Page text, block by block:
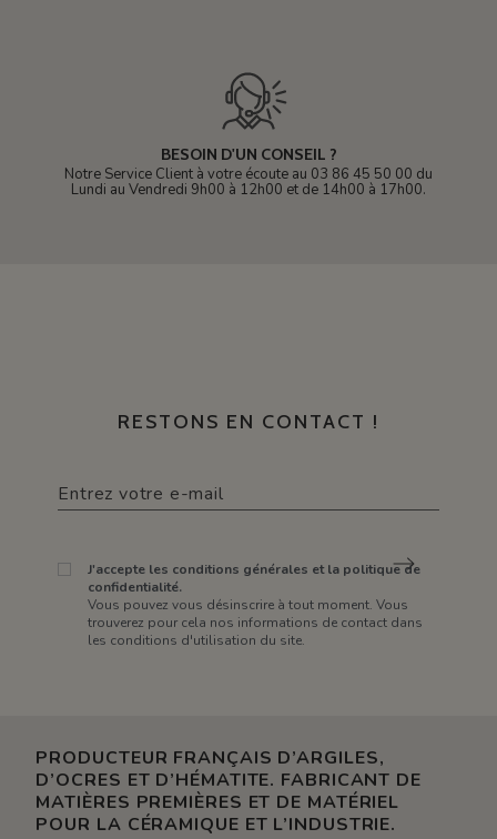
BESOIN D'UN CONSEIL ?
Notre Service Client à votre écoute au 03 86 45 50 00 du
Lundi au Vendredi 9h00 à 12h00 et de 14h00 à 17h00.
RESTONS EN CONTACT !
J'accepte les conditions générales et la politique de
confidentialité.
Vous pouvez vous désinscrire à tout moment. Vous
trouverez pour cela nos informations de contact dans
les conditions d'utilisation du site.
PRODUCTEUR FRANÇAIS D’ARGILES,
D’OCRES ET D’HÉMATITE. FABRICANT DE
MATIÈRES PREMIÈRES ET DE MATÉRIEL
POUR LA CÉRAMIQUE ET L’INDUSTRIE.